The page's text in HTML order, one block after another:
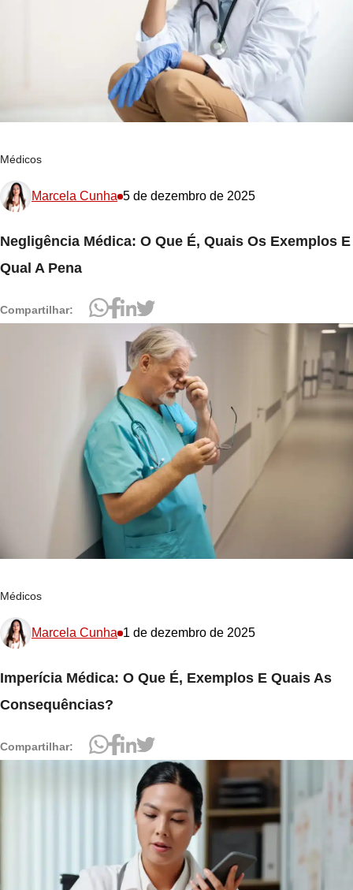
Médicos
Marcela Cunha 5 de dezembro de 2025
Negligência Médica: O Que É, Quais Os Exemplos E
Qual A Pena
Compartilhar:
Médicos
Marcela Cunha 1 de dezembro de 2025
Imperícia Médica: O Que É, Exemplos E Quais As
Consequências?
Compartilhar: